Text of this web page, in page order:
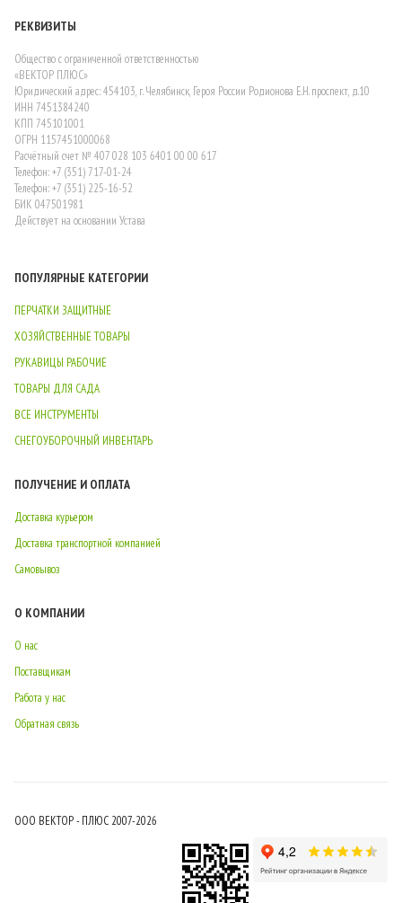
РЕКВИЗИТЫ
Общество с ограниченной ответственностью
«ВЕКТОР ПЛЮС»
Юридический адрес: 454103, г. Челябинск, Героя России Родионова Е.Н. проспект, д.10
ИНН 7451384240
КПП 745101001
ОГРН 1157451000068
Расчётный счет № 407 028 103 6401 00 00 617
Телефон: +7 (351) 717-01-24
Телефон: +7 (351) 225-16-52
БИК 047501981
Действует на основании Устава
ПОПУЛЯРНЫЕ КАТЕГОРИИ
ПЕРЧАТКИ ЗАЩИТНЫЕ
ХОЗЯЙСТВЕННЫЕ ТОВАРЫ
РУКАВИЦЫ РАБОЧИЕ
ТОВАРЫ ДЛЯ САДА
ВСЕ ИНСТРУМЕНТЫ
СНЕГОУБОРОЧНЫЙ ИНВЕНТАРЬ
ПОЛУЧЕНИЕ И ОПЛАТА
Доставка курьером
Доставка транспортной компанией
Самовывоз
О КОМПАНИИ
О нас
Поставщикам
Работа у нас
Обратная связь
ООО ВЕКТОР - ПЛЮС 2007-2026